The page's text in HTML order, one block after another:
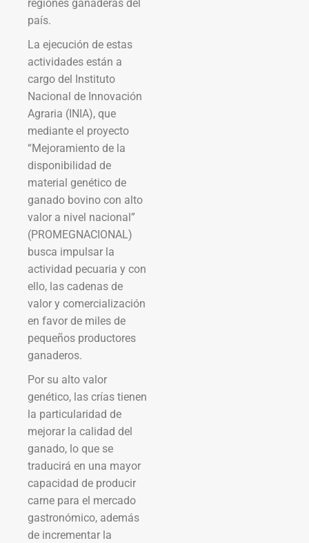
regiones ganaderas del
país.
La ejecución de estas
actividades están a
cargo del Instituto
Nacional de Innovación
Agraria (INIA), que
mediante el proyecto
“Mejoramiento de la
disponibilidad de
material genético de
ganado bovino con alto
valor a nivel nacional”
(PROMEGNACIONAL)
busca impulsar la
actividad pecuaria y con
ello, las cadenas de
valor y comercialización
en favor de miles de
pequeños productores
ganaderos.
Por su alto valor
genético, las crías tienen
la particularidad de
mejorar la calidad del
ganado, lo que se
traducirá en una mayor
capacidad de producir
carne para el mercado
gastronómico, además
de incrementar la